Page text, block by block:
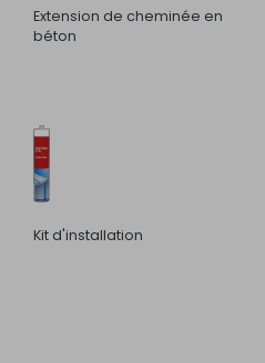
Extension de cheminée en
béton
Kit d'installation